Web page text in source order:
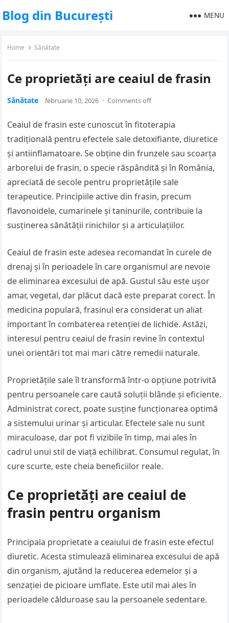
Blog din București MENU
Home Sănătate
Ce proprietăți are ceaiul de frasin
Sănătate februarie 10, 2026 · Comments off
Ceaiul de frasin este cunoscut în fitoterapia
tradițională pentru efectele sale detoxifiante, diuretice
și antiinflamatoare. Se obține din frunzele sau scoarța
arborelui de frasin, o specie răspândită și în România,
apreciată de secole pentru proprietățile sale
terapeutice. Principiile active din frasin, precum
flavonoidele, cumarinele și taninurile, contribuie la
susținerea sănătății rinichilor și a articulațiilor.
Ceaiul de frasin este adesea recomandat în curele de
drenaj și în perioadele în care organismul are nevoie
de eliminarea excesului de apă. Gustul său este ușor
amar, vegetal, dar plăcut dacă este preparat corect. În
medicina populară, frasinul era considerat un aliat
important în combaterea retenției de lichide. Astăzi,
interesul pentru ceaiul de frasin revine în contextul
unei orientări tot mai mari către remedii naturale.
Proprietățile sale îl transformă într-o opțiune potrivită
pentru persoanele care caută soluții blânde și eficiente.
Administrat corect, poate susține funcționarea optimă
a sistemului urinar și articular. Efectele sale nu sunt
miraculoase, dar pot fi vizibile în timp, mai ales în
cadrul unui stil de viață echilibrat. Consumul regulat, în
cure scurte, este cheia beneficiilor reale.
Ce proprietăți are ceaiul de
frasin pentru organism
Principala proprietate a ceaiului de frasin este efectul
diuretic. Acesta stimulează eliminarea excesului de apă
din organism, ajutând la reducerea edemelor și a
senzației de picioare umflate. Este util mai ales în
perioadele călduroase sau la persoanele sedentare.